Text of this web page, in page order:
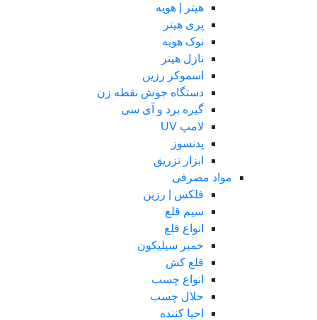
هیتر | هویه
پری هیتر
نوک هویه
نازل هیتر
اسموکر رزین
دستگاه جوش نقطه زن
گیره برد و آی سی
لامپ UV
پدنسوز
ابزار تزریق
مواد مصرفی
فلکس | رزین
سیم قلع
انواع قلع
خمیر سیلیکون
قلع کش
انواع چسب
حلال چسب
احیا کننده